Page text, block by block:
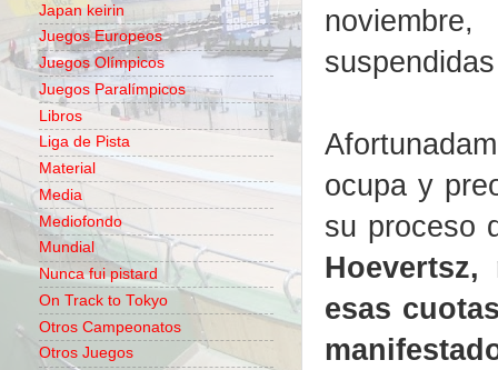
ocupa y
su proceso
esas
Japan keirin
Juegos Europeos
Juegos Olímpicos
Juegos Paralímpicos
Libros
Liga de Pista
Material
Media
Mediofondo
Mundial
Nunca fui pistard
On Track to Tokyo
Otros Campeonatos
Otros Juegos